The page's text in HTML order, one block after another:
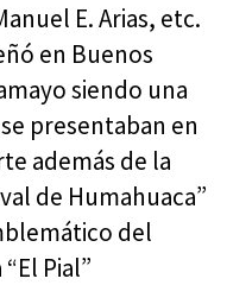
E. Arias, etc.
en Buenos
siendo una
presentaban en
además de la
de Humahuaca”
del
Pial”